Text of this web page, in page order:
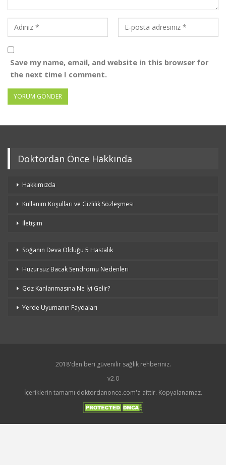
Save my name, email, and website in this browser for
the next time I comment.
Doktordan Önce Hakkında
Hakkımızda
Kullanım Koşulları ve Gizlilik Sözleşmesi
İletişim
Soğanın Deva Olduğu 5 Hastalık
Huzursuz Bacak Sendromu Nedenleri
Göz Kanlanmasına Ne İyi Gelir?
Yerde Uyumanın Faydaları
2018'den beri güvenilir sağlık rehberiniz.
v2.0
İçeriklerin tamamı doktordanonce.com'a aittir. Kopyalanamaz.